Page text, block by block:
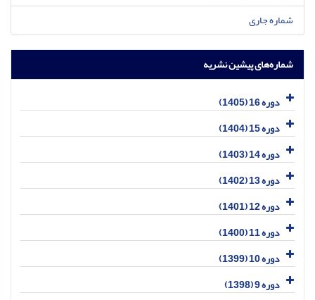
شماره جاری
شماره‌های پیشین نشریه
دوره 16 (1405)
دوره 15 (1404)
دوره 14 (1403)
دوره 13 (1402)
دوره 12 (1401)
دوره 11 (1400)
دوره 10 (1399)
دوره 9 (1398)